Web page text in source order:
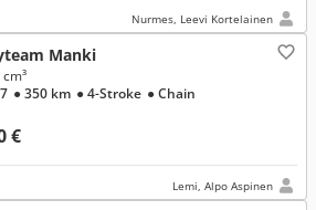
Nurmes, Leevi Kortelainen
Manki
€
● 350 km ● 4-Stroke ● Chain
Lemi, Alpo Aspinen